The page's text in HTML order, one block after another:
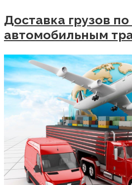
Доставка грузов
автомобильным